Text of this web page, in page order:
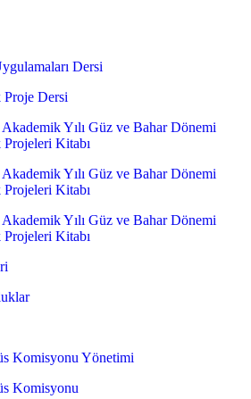
Dersi
Proje Dersi
Yılı Güz ve Bahar Dönemi
Kitabı
Yılı Güz ve Bahar Dönemi
Kitabı
Yılı Güz ve Bahar Dönemi
Kitabı
Komisyonu Yönetimi
Komisyonu